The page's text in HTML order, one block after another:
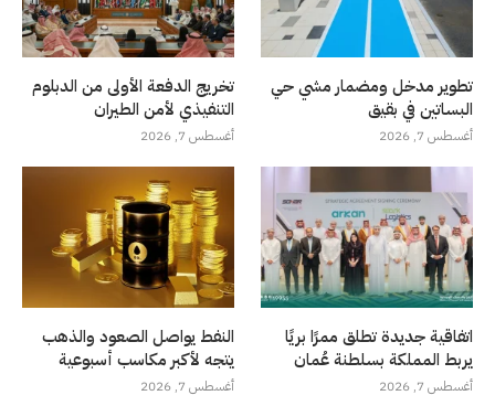
تطوير مدخل ومضمار مشي حي
البساتين في بقيق
أغسطس 7, 2026
تخريج الدفعة الأولى من الدبلوم
التنفيذي لأمن الطيران
أغسطس 7, 2026
اتفاقية جديدة تطلق ممرًا بريًا
يربط المملكة بسلطنة عُمان
أغسطس 7, 2026
النفط يواصل الصعود والذهب
يتجه لأكبر مكاسب أسبوعية
أغسطس 7, 2026